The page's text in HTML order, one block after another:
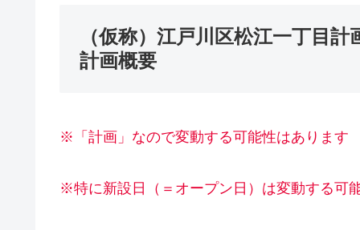
（仮称）江戸川区松江一丁目計
計画概要
※「計画」なので変動する可能性はあります
※特に新設日（＝オープン日）は変動する可